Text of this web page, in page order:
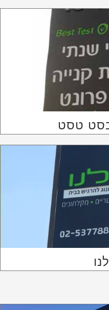
בסט טסט